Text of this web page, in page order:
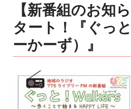
【新番組のお知
タート！『ぐっ
ーかーず）』